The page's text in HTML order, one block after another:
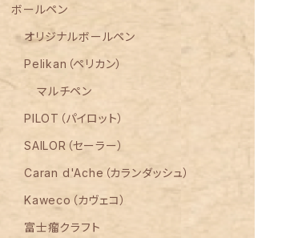
ボールペン
オリジナルボールペン
Pelikan（ペリカン）
マルチペン
PILOT（パイロット）
SAILOR（セーラー）
Caran d'Ache（カランダッシュ）
Kaweco（カヴェコ）
富士瘤クラフト